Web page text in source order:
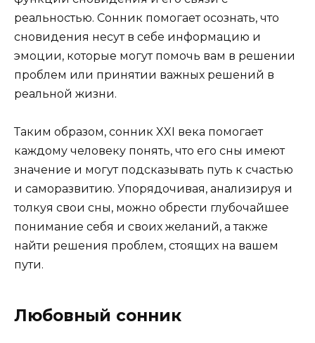
реальностью. Сонник помогает осознать, что
сновидения несут в себе информацию и
эмоции, которые могут помочь вам в решении
проблем или принятии важных решений в
реальной жизни.
Таким образом, сонник XXI века помогает
каждому человеку понять, что его сны имеют
значение и могут подсказывать путь к счастью
и саморазвитию. Упорядочивая, анализируя и
толкуя свои сны, можно обрести глубочайшее
понимание себя и своих желаний, а также
найти решения проблем, стоящих на вашем
пути.
Любовный сонник